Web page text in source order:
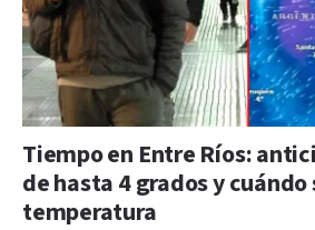
Tiempo en Entre Ríos:
de hasta 4 grados y cuándo
temperatura